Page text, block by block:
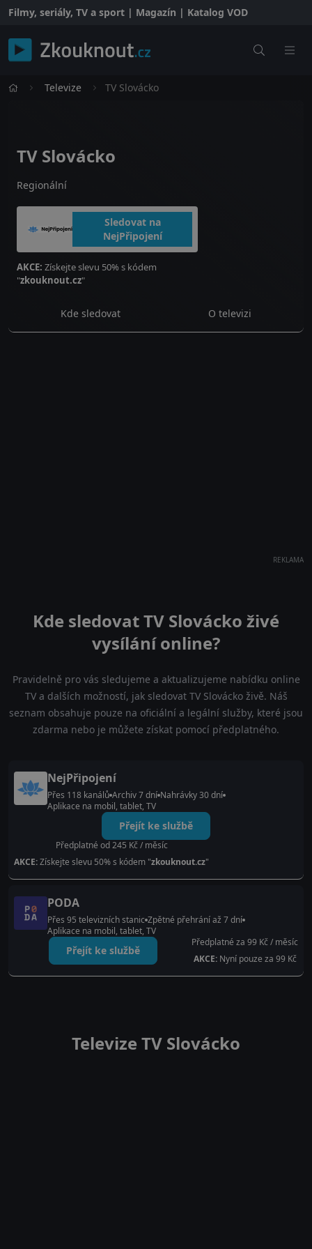
Filmy, seriály, TV a sport | Magazín | Katalog VOD
Televize TV Slovácko
TV Slovácko
Regionální
Sledovat na
NejPřipojení
AKCE: Získejte slevu 50% s kódem
"zkouknout.cz"
Kde sledovat O televizi
REKLAMA
Kde sledovat TV Slovácko živé
vysílání online?
Pravidelně pro vás sledujeme a aktualizujeme nabídku online
TV a dalších možností, jak sledovat TV Slovácko živě. Náš
seznam obsahuje pouze na oficiální a legální služby, které jsou
zdarma nebo je můžete získat pomocí předplatného.
NejPřipojení
Přes 118 kanálů Archiv 7 dní Nahrávky 30 dní
Aplikace na mobil, tablet, TV
Přejít ke službě
Předplatné od 245 Kč / měsíc
AKCE:Získejte slevu 50% s kódem "zkouknout.cz"
PODA
Přes 95 televizních stanic Zpětné přehrání až 7 dní
Aplikace na mobil, tablet, TV
Přejít ke službě
Předplatné za 99 Kč / měsíc
AKCE:Nyní pouze za 99 Kč
Televize TV Slovácko